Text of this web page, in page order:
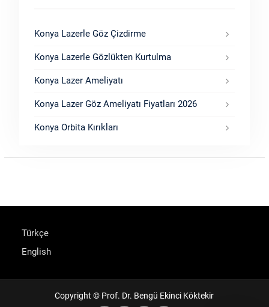
Konya Lazerle Göz Çizdirme
Konya Lazerle Gözlükten Kurtulma
Konya Lazer Ameliyatı
Konya Lazer Göz Ameliyatı Fiyatları 2026
Konya Orbita Kırıkları
Türkçe
English
Copyright © Prof. Dr. Bengü Ekinci Köktekir